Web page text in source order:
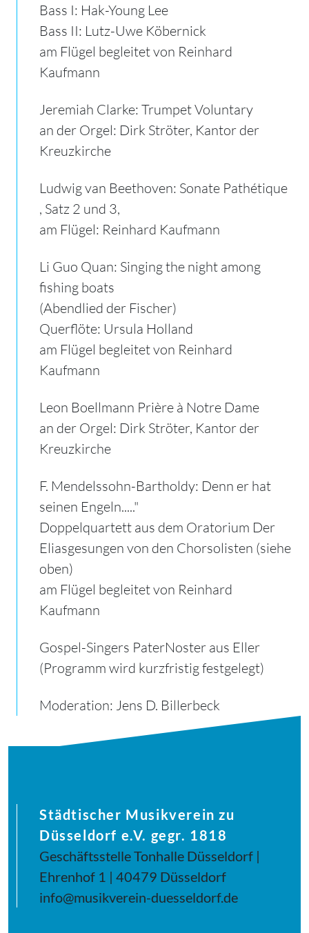
Bass I: Hak-Young Lee
Bass II: Lutz-Uwe Köbernick
am Flügel begleitet von Reinhard
Kaufmann
Jeremiah Clarke: Trumpet Voluntary
an der Orgel: Dirk Ströter, Kantor der
Kreuzkirche
Ludwig van Beethoven: Sonate Pathétique
, Satz 2 und 3,
am Flügel: Reinhard Kaufmann
Li Guo Quan: Singing the night among
fishing boats
(Abendlied der Fischer)
Querflöte: Ursula Holland
am Flügel begleitet von Reinhard
Kaufmann
Leon Boellmann Prière à Notre Dame
an der Orgel: Dirk Ströter, Kantor der
Kreuzkirche
F. Mendelssohn-Bartholdy: Denn er hat
seinen Engeln....."
Doppelquartett aus dem Oratorium Der
Eliasgesungen von den Chorsolisten (siehe
oben)
am Flügel begleitet von Reinhard
Kaufmann
Gospel-Singers PaterNoster aus Eller
(Programm wird kurzfristig festgelegt)
Moderation: Jens D. Billerbeck
Städtischer Musikverein zu
Düsseldorf e.V. gegr. 1818
Geschäftsstelle Tonhalle Düsseldorf |
Ehrenhof 1 | 40479 Düsseldorf
info@musikverein-duesseldorf.de